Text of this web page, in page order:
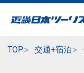
TOP 交通+宿泊